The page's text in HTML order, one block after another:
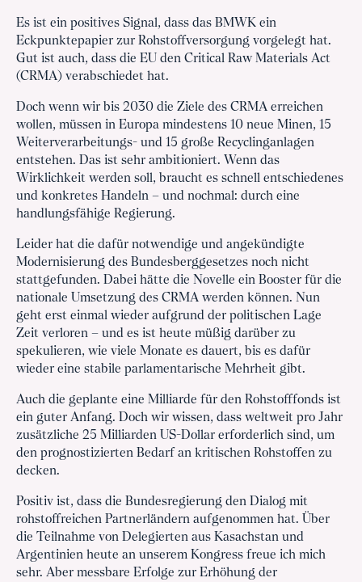
Es ist ein positives Signal, dass das BMWK ein
Eckpunktepapier zur Rohstoffversorgung vorgelegt hat.
Gut ist auch, dass die EU den Critical Raw Materials Act
(CRMA) verabschiedet hat.
Doch wenn wir bis 2030 die Ziele des CRMA erreichen
wollen, müssen in Europa mindestens 10 neue Minen, 15
Weiterverarbeitungs- und 15 große Recyclinganlagen
entstehen. Das ist sehr ambitioniert. Wenn das
Wirklichkeit werden soll, braucht es schnell entschiedenes
und konkretes Handeln – und nochmal: durch eine
handlungsfähige Regierung.
Leider hat die dafür notwendige und angekündigte
Modernisierung des Bundesberggesetzes noch nicht
stattgefunden. Dabei hätte die Novelle ein Booster für die
nationale Umsetzung des CRMA werden können. Nun
geht erst einmal wieder aufgrund der politischen Lage
Zeit verloren – und es ist heute müßig darüber zu
spekulieren, wie viele Monate es dauert, bis es dafür
wieder eine stabile parlamentarische Mehrheit gibt.
Auch die geplante eine Milliarde für den Rohstofffonds ist
ein guter Anfang. Doch wir wissen, dass weltweit pro Jahr
zusätzliche 25 Milliarden US-Dollar erforderlich sind, um
den prognostizierten Bedarf an kritischen Rohstoffen zu
decken.
Positiv ist, dass die Bundesregierung den Dialog mit
rohstoffreichen Partnerländern aufgenommen hat. Über
die Teilnahme von Delegierten aus Kasachstan und
Argentinien heute an unserem Kongress freue ich mich
sehr. Aber messbare Erfolge zur Erhöhung der